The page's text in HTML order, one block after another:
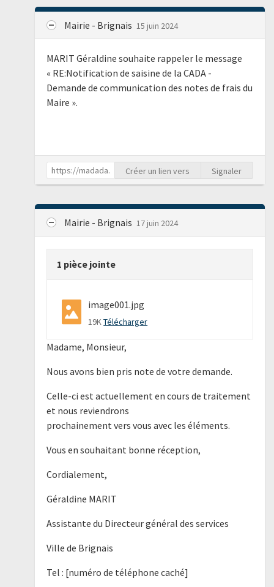
Mairie - Brignais 15 juin 2024
MARIT Géraldine souhaite rappeler le message
« RE:Notification de saisine de la CADA -
Demande de communication des notes de frais du
Maire ».
Créer un lien vers Signaler
Mairie - Brignais 17 juin 2024
1 pièce jointe
image001.jpg
19KTélécharger
Madame, Monsieur,
Nous avons bien pris note de votre demande.
Celle-ci est actuellement en cours de traitement
et nous reviendrons
prochainement vers vous avec les éléments.
Vous en souhaitant bonne réception,
Cordialement,
Géraldine MARIT
Assistante du Directeur général des services
Ville de Brignais
Tel : [numéro de téléphone caché]